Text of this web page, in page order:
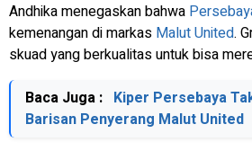
Andhika menegaskan bahwa
kemenangan di markas Malut United.
skuad yang berkualitas untuk bisa
Baca Juga : Kiper Persebaya
Barisan Penyerang Malut United